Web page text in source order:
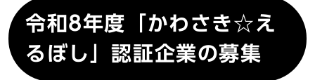
令和8年度「かわさき☆え
るぼし」認証企業の募集